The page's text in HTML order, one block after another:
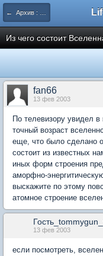
← Архив : Кольцо Времени
Из чего состоит
fan66
13 фев 2003
По телевизору увидел
точный возраст
еще, что было сделано
состоит из известных
иных форм строения
аморфно-
выскажите по этому
атомное строение
13 фев 2003
если посмотреть,